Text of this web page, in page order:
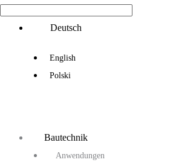
Deutsch
English
Polski
Bautechnik
Anwendungen